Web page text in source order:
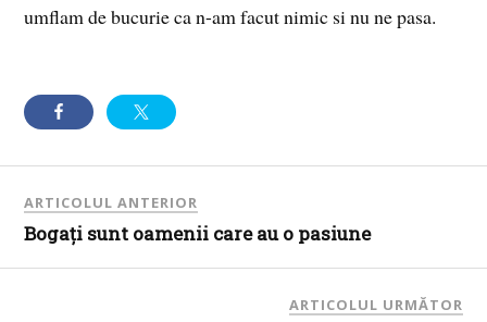
umflam de bucurie ca n-am facut nimic si nu ne pasa.
ARTICOLUL ANTERIOR
Bogați sunt oamenii care au o pasiune
ARTICOLUL URMĂTOR